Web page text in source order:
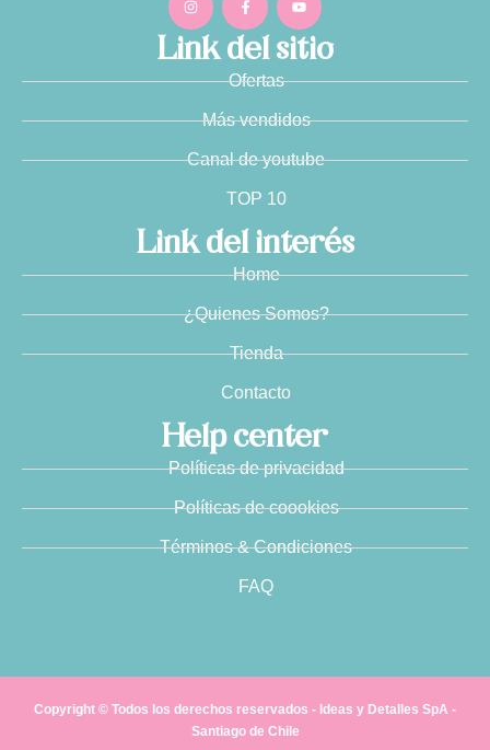
Link del sitio
Ofertas
Más vendidos
Canal de youtube
TOP 10
Link del interés
Home
¿Quienes Somos?
Tienda
Contacto
Help center
Políticas de privacidad
Políticas de coookies
Términos & Condiciones
FAQ
Copyright © Todos los derechos reservados - Ideas y Detalles SpA -
Santiago de Chile